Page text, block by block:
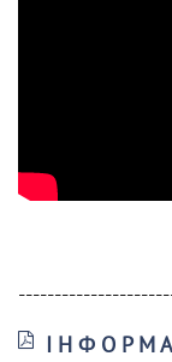
І Н Ф О Р М А